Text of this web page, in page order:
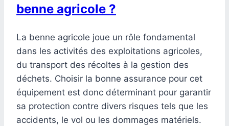
benne agricole ?
La benne agricole joue un rôle fondamental
dans les activités des exploitations agricoles,
du transport des récoltes à la gestion des
déchets. Choisir la bonne assurance pour cet
équipement est donc déterminant pour garantir
sa protection contre divers risques tels que les
accidents, le vol ou les dommages matériels.